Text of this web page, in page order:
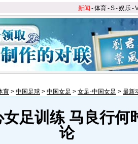
新闻 -体育-S-娱乐-
育 > 中国足球 > 中国女足 > 女足-中国女足 > 最新
足训练 马良行何
论